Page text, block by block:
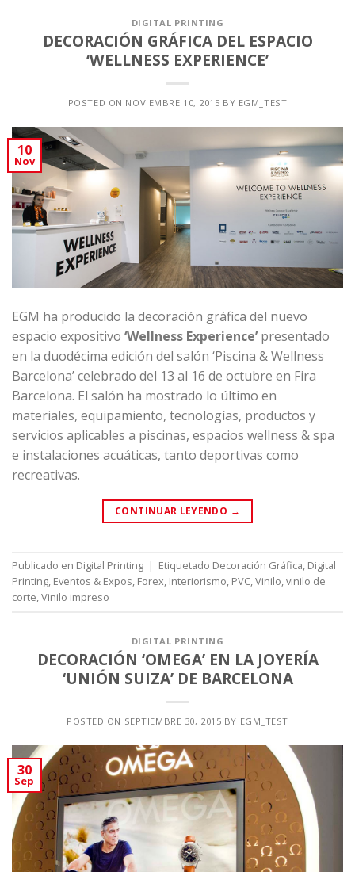
DIGITAL PRINTING
DECORACIÓN GRÁFICA DEL ESPACIO
‘WELLNESS EXPERIENCE’
POSTED ON NOVIEMBRE 10, 2015 BY EGM_TEST
10
Nov
EGM ha producido la decoración gráfica del nuevo
espacio expositivo ‘Wellness Experience’presentado
en la duodécima edición del salón ‘Piscina & Wellness
Barcelona’ celebrado del 13 al 16 de octubre en Fira
Barcelona. El salón ha mostrado lo último en
materiales, equipamiento, tecnologías, productos y
servicios aplicables a piscinas, espacios wellness & spa
e instalaciones acuáticas, tanto deportivas como
recreativas.
CONTINUAR LEYENDO →
Publicado en Digital Printing | Etiquetado Decoración Gráfica, Digital
Printing, Eventos & Expos, Forex, Interiorismo, PVC,Vinilo,vinilo de
corte,Vinilo impreso
DIGITAL PRINTING
DECORACIÓN ‘OMEGA’ EN LA JOYERÍA
‘UNIÓN SUIZA’ DE BARCELONA
POSTED ON SEPTIEMBRE 30, 2015 BY EGM_TEST
30
Sep